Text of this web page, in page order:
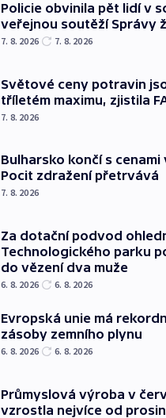
Policie obvinila pět lidí v
veřejnou soutěží Správy
7. 8. 2026 7. 8. 2026
Světové ceny potravin
tříletém maximu, zjistila
7. 8. 2026
Bulharsko končí s cenami
Pocit zdražení přetrvává
7. 8. 2026
Za dotační podvod
Technologického parku
do vězení dva muže
6. 8. 2026 6. 8. 2026
Evropská unie má
zásoby zemního plynu
6. 8. 2026 6. 8. 2026
Průmyslová výroba v
vzrostla nejvíce od